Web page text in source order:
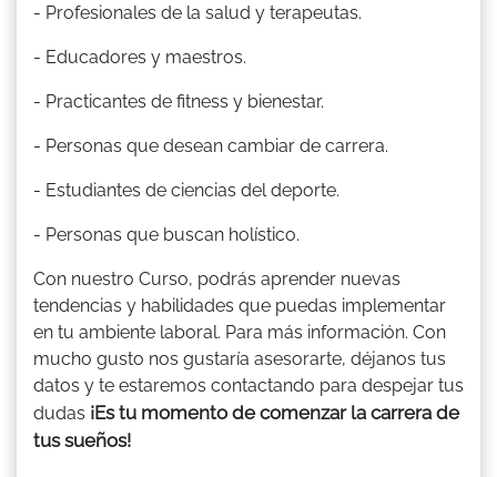
- Profesionales de la salud y terapeutas.
- Educadores y maestros.
- Practicantes de fitness y bienestar.
- Personas que desean cambiar de carrera.
- Estudiantes de ciencias del deporte.
- Personas que buscan holístico.
Con nuestro Curso, podrás aprender nuevas
tendencias y habilidades que puedas implementar
en tu ambiente laboral. Para más información. Con
mucho gusto nos gustaría asesorarte, déjanos tus
datos y te estaremos contactando para despejar tus
dudas ¡Es tu momento de comenzar la carrera de
tus sueños!